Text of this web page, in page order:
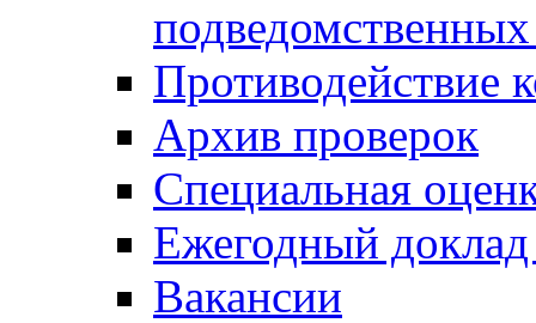
Противодействие
Архив проверок
Специальная
Ежегодный
Вакансии